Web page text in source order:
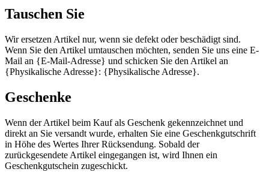
Tauschen Sie
Wir ersetzen Artikel nur, wenn sie defekt oder beschädigt sind.
Wenn Sie den Artikel umtauschen möchten, senden Sie uns eine E-
Mail an {E-Mail-Adresse} und schicken Sie den Artikel an
{Physikalische Adresse}: {Physikalische Adresse}.
Geschenke
Wenn der Artikel beim Kauf als Geschenk gekennzeichnet und
direkt an Sie versandt wurde, erhalten Sie eine Geschenkgutschrift
in Höhe des Wertes Ihrer Rücksendung. Sobald der
zurückgesendete Artikel eingegangen ist, wird Ihnen ein
Geschenkgutschein zugeschickt.